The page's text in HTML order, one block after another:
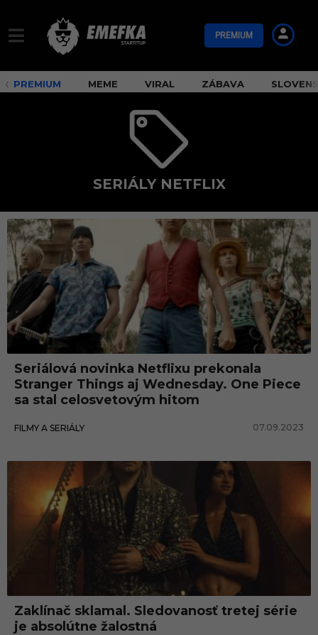
PREMIUM
PREMIUM MEME VIRAL ZÁBAVA
SERIÁLY NETFLIX
s
e
r
i
á
l
y
N
e
t
l
Seriálová novinka Netflixu prekonala
Stranger Things aj Wednesday. One Piece
sa stal celosvetovým hitom
FILMY A SERIÁLY 07.09.2023
Zaklínač sklamal. Sledovanosť tretej série
je absolútne žalostná